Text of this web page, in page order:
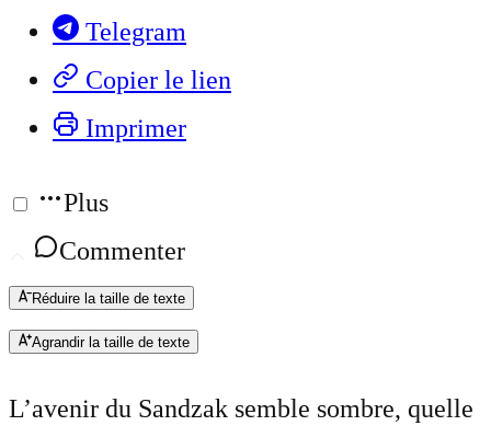
Telegram
Copier le lien
Imprimer
Plus
Commenter
Réduire la taille de texte
Agrandir la taille de texte
L’avenir du Sandzak semble sombre, quelle